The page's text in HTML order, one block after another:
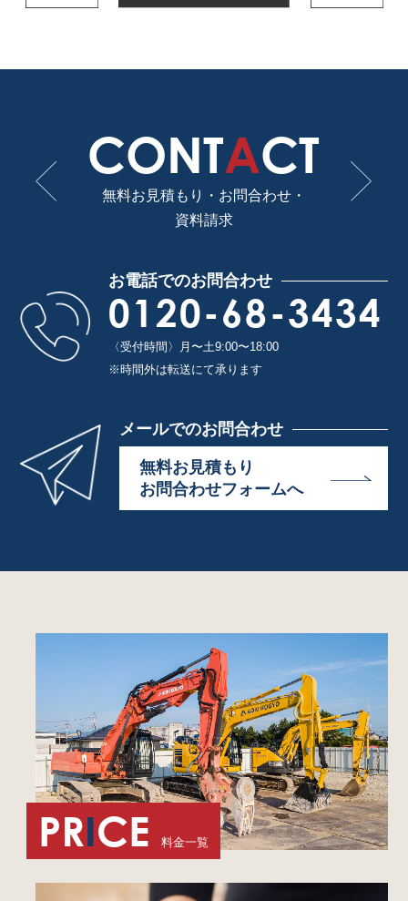
CONTACT
無料お見積もり・お問合わせ・
資料請求
お電話でのお問合わせ
0120-68-3434
〈受付時間〉月〜土9:00〜18:00
※時間外は転送にて承ります
メールでのお問合わせ
無料お見積もり
お問合わせフォームへ
PRICE 料金一覧